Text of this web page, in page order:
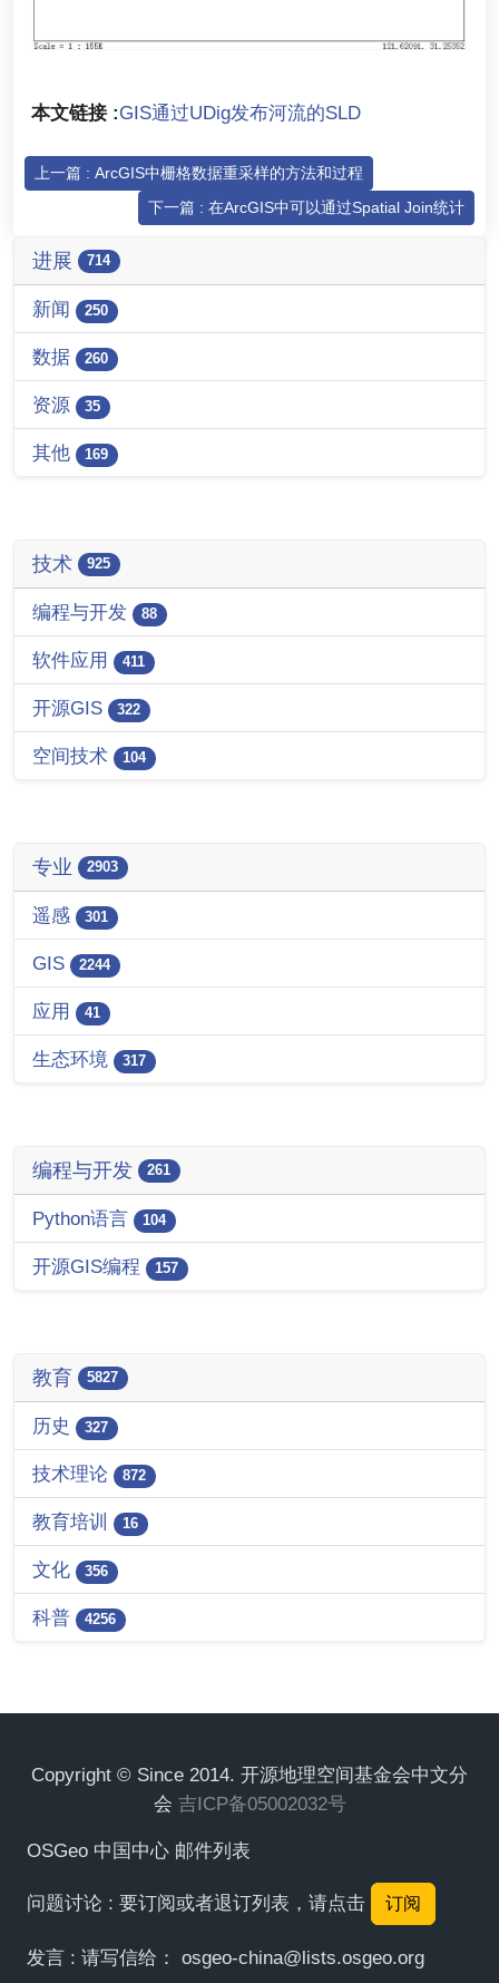
本文链接 :GIS通过UDig发布河流的SLD
上一篇 : ArcGIS中栅格数据重采样的方法和过程
下一篇 : 在ArcGIS中可以通过Spatial Join统计
进展 714
新闻 250
数据 260
资源 35
其他 169
技术 925
编程与开发 88
软件应用 411
开源GIS 322
空间技术 104
专业 2903
遥感 301
GIS 2244
应用 41
生态环境 317
编程与开发 261
Python语言 104
开源GIS编程 157
教育 5827
历史 327
技术理论 872
教育培训 16
文化 356
科普 4256
Copyright © Since 2014. 开源地理空间基金会中文分
会 吉ICP备05002032号
OSGeo 中国中心 邮件列表
问题讨论 : 要订阅或者退订列表，请点击 订阅
发言 : 请写信给： osgeo-china@lists.osgeo.org